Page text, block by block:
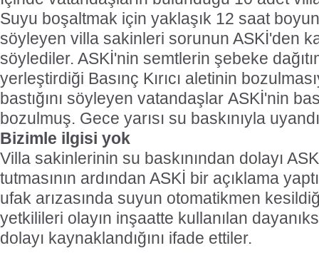
Suyu boşaltmak için yaklaşık 12 saat
söyleyen villa sakinleri sorunun ASKİ'den
söylediler. ASKİ'nin semtlerin şebeke
yerleştirdiği Basınç Kırıcı aletinin
bastığını söyleyen vatandaşlar ASKİ'nin
bozulmuş. Gece yarısı su baskınıyla
Bizimle ilgisi yok
Villa sakinlerinin su baskınından dolayı
tutmasının ardından ASKİ bir açıklama
ufak arızasında suyun otomatikmen
yetkilileri olayın inşaatte kullanılan
dolayı kaynaklandığını ifade ettiler.